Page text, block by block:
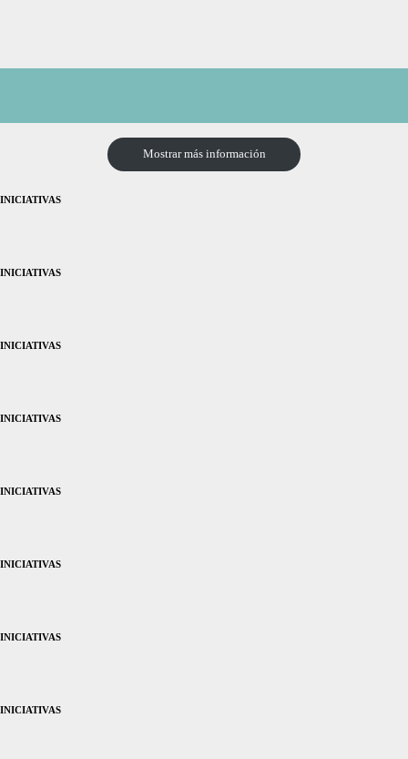
Mostrar más información
INICIATIVAS
INICIATIVAS
INICIATIVAS
INICIATIVAS
INICIATIVAS
INICIATIVAS
INICIATIVAS
INICIATIVAS